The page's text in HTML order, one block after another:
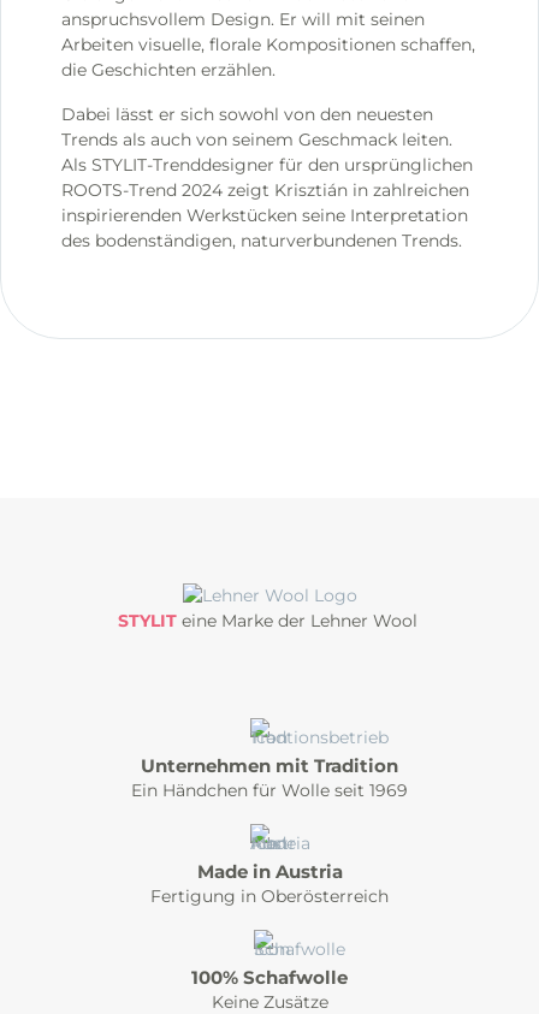
anspruchsvollem Design. Er will mit seinen
Arbeiten visuelle, florale Kompositionen schaffen,
die Geschichten erzählen.
Dabei lässt er sich sowohl von den neuesten
Trends als auch von seinem Geschmack leiten.
Als STYLIT-Trenddesigner für den ursprünglichen
ROOTS-Trend 2024 zeigt Krisztián in zahlreichen
inspirierenden Werkstücken seine Interpretation
des bodenständigen, naturverbundenen Trends.
STYLIT eine Marke der Lehner Wool
Unternehmen mit Tradition
Ein Händchen für Wolle seit 1969
Made in Austria
Fertigung in Oberösterreich
100% Schafwolle
Keine Zusätze